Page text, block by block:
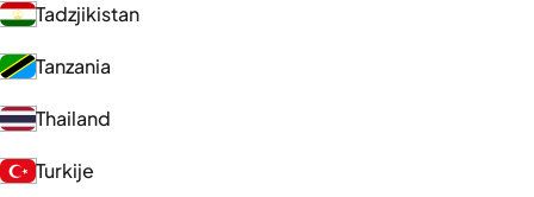
Tadzjikistan
Tanzania
Thailand
Turkije